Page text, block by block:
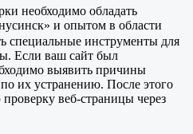
необходимо обладать
и опытом в области
специальные инструменты для
Если ваш сайт был
выявить причины
их устранению. После этого
веб-страницы через